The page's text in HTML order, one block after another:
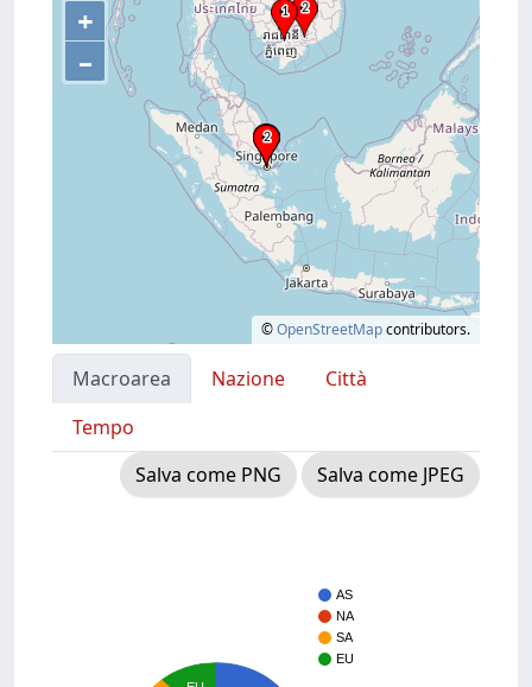
+
–
©OpenStreetMapcontributors.
Macroarea Nazione
Città
Tempo
Salva come PNG
Salva come JPEG
AS
NA
SA
EU